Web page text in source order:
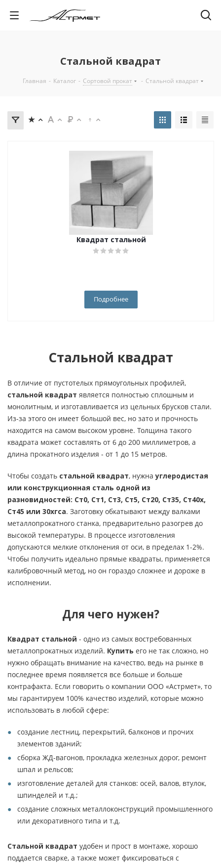
Стальной квадрат
Главная - Каталог - Сортовой прокат - Стальной квадрат
Квадрат стальной
Подробнее
Стальной квадрат
В отличие от пустотелых прямоугольных профилей,
стальной квадрат является полностью сплошным и
монолитным, и изготавливается из цельных брусков стали.
Из-за этого он имеет большой вес, но зато и прочность
находится на самом высоком уровне. Толщина такого
квадрата может составлять от 6 до 200 миллиметров, а
длина прокатного изделия - от 1 до 15 метров.
Чтобы создать стальной квадрат, нужнауглеродистая
или конструкционная сталь одной из
разновидностей: Ст0, Ст1, Ст3, Ст5, Ст20, Ст35, Ст40х,
Ст45 или 30хгса. Заготовку обкатывают между валками
металлопрокатного станка, предварительно разогрев до
высокой температуры. В процессе изготовления
допускаются мелкие отклонения от оси, в пределах 1-2%.
Чтобы получить идеально прямые квадраты, применяется
калибровочный метод, но он гораздо сложнее и дороже в
исполнении.
Для чего нужен?
Квадрат стальной - одно из самых востребованных
металлопрокатных изделий. Купить его не так сложно, но
нужно обращать внимание на качество, ведь на рынке в
последнее время появляется все больше и больше
контрафакта. Если говорить о компании ООО «Астрмет», то
мы гарантируем 100% качество изделий, которые можно
использовать в любой сфере:
создание лестниц, перекрытий, балконов и прочих
элементов зданий;
сборка ЖД-вагонов, прокладка железных дорог, ремонт
шпал и рельсов;
изготовление деталей для станков: осей, валов, втулок,
шпинделей и т.д.;
создание сложных металлоконструкций промышленного
или декоративного типа и т.д.
Стальной квадрат удобен и прост в монтаже, хорошо
поддается сварке, а также может фиксироваться с